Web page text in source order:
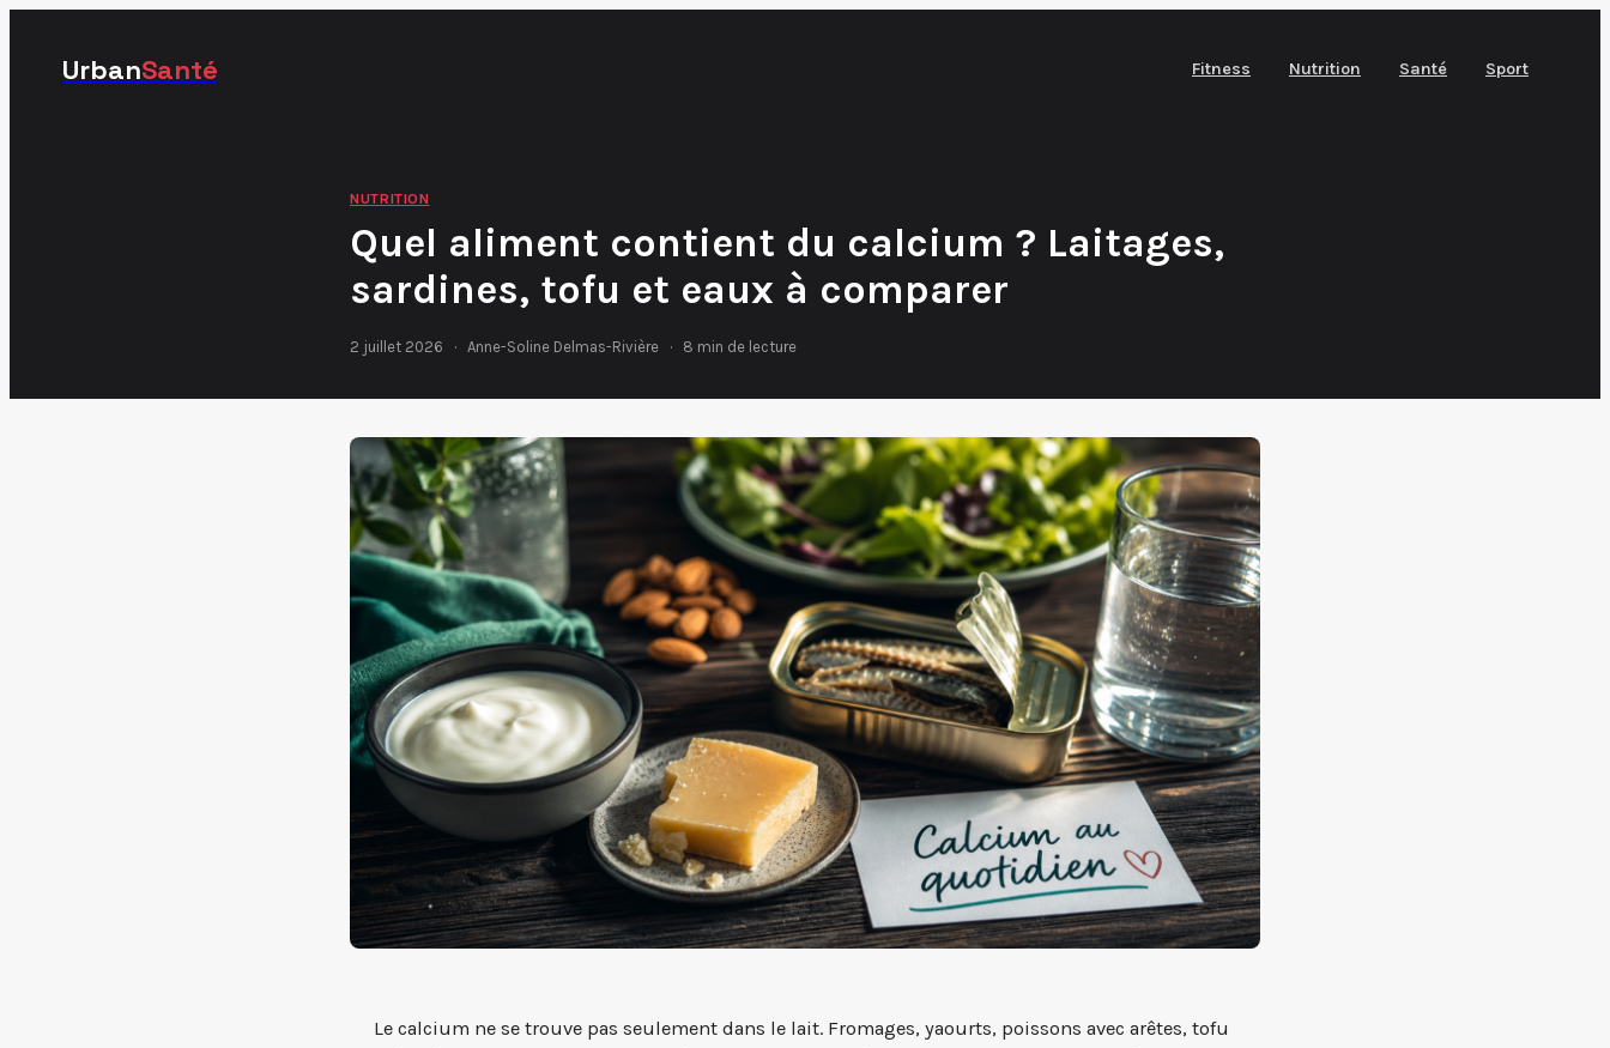
UrbanSanté Fitness Nutrition Santé Sport
NUTRITION
Quel aliment contient du calcium ? Laitages,
sardines, tofu et eaux à comparer
2 juillet 2026 · Anne-Soline Delmas-Rivière · 8 min de lecture
Le calcium ne se trouve pas seulement dans le lait. Fromages, yaourts, poissons avec arêtes, tofu